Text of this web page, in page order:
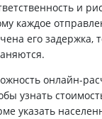
и
каждое
его задержка,
онлайн-
узнать
указать